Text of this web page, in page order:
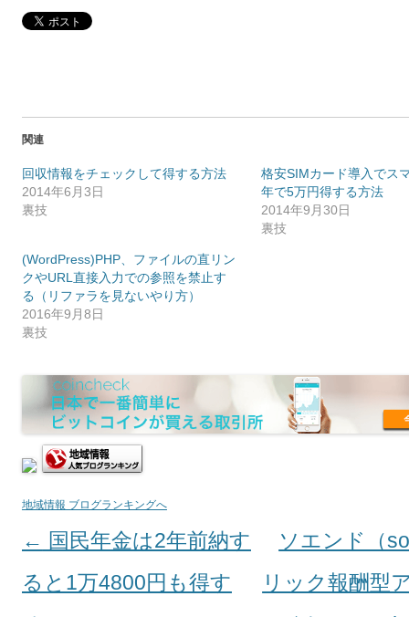
関連
回収情報をチェックして得する方法
2014年6月3日
裏技
格安SIMカード導入でス
年で5万円得する方法
2014年9月30日
裏技
(WordPress)PHP、ファイルの直リン
クやURL直接入力での参照を禁止す
る（リファラを見ないやり方）
2016年9月8日
裏技
地域情報 ブログランキングへ
Post navigation
← 国民年金は2年前納す
ると1万4800円も得す
ソエンド（
リック報酬型